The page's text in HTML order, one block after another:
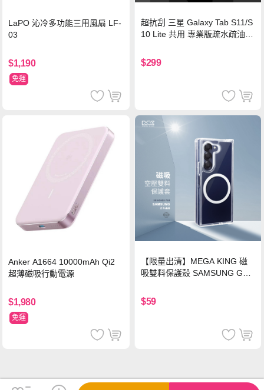
LaPO 沁冷多功能三用風扇 LF-
03
$1,190
免運
超抗刮 三星 Galaxy Tab S11/S
10 Lite 共用 專業版疏水疏油9
$299
Anker A1664 10000mAh Qi2
超薄磁吸行動電源
$1,980
免運
【限量出清】MEGA KING 磁
吸雙料保護殼 SAMSUNG Gala
$59